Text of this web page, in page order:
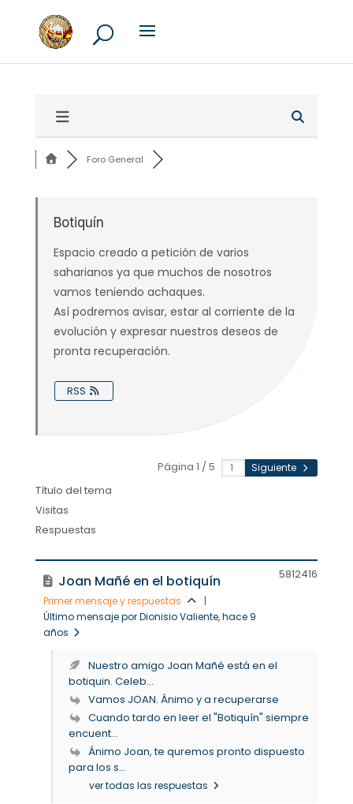
Foro General
Botiquín
Espacio creado a petición de varios
saharianos ya que muchos de nosotros
vamos teniendo achaques.
Así podremos avisar, estar al corriente de la
evolución y expresar nuestros deseos de
pronta recuperación.
RSS
Página 1 / 5 Siguiente
Título del tema
Visitas
Respuestas
Joan Mañé en el botiquín
Primer mensaje y respuestas
|
Último mensaje por Dionisio Valiente, hace 9
años
5812416
Nuestro amigo Joan Mañé está en el
botiquin. Celeb...
Vamos JOAN. Ánimo y a recuperarse
Cuando tardo en leer el "Botiquín" siempre
encuent...
Ánimo Joan, te quremos pronto dispuesto
para los s...
ver todas las respuestas